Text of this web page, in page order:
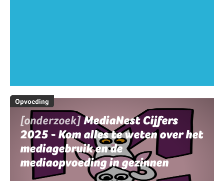
Opvoeding
[onderzoek]MediaNest Cijfers
2025 - Kom alles te weten over het
mediagebruik en de
mediaopvoeding in gezinnen